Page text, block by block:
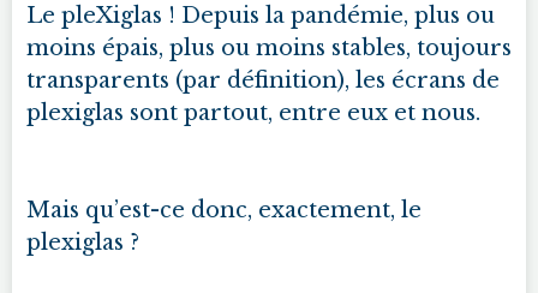
Le pleXiglas ! Depuis la pandémie, plus ou
moins épais, plus ou moins stables, toujours
transparents (par définition), les écrans de
plexiglas sont partout, entre eux et nous.
Mais qu’est-ce donc, exactement, le
plexiglas ?